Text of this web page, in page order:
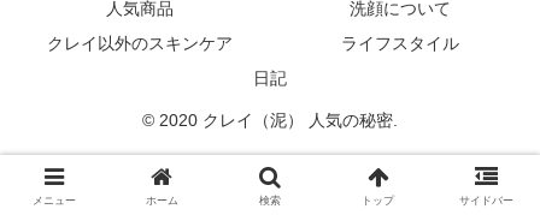
人気商品
洗顔について
クレイ以外のスキンケア
ライフスタイル
日記
© 2020 クレイ（泥） 人気の秘密.
メニュー ホーム 検索 トップ サイドバー